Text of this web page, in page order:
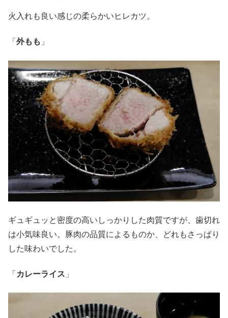
火入れも良い感じの柔らかいヒレカツ。
「 外もも 」
ギュギュッと密度の高いしっかりした肉質ですが、歯切れ
は小気味良い。豚肉の品質によるものか、どれもさっぱり
した味わいでした。
「 カレーライス 」